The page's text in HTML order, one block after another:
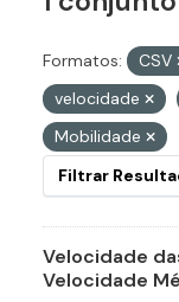
Formatos: CSV
velocidade
Mobilidade
Filtrar
Velocidade
Velocidade